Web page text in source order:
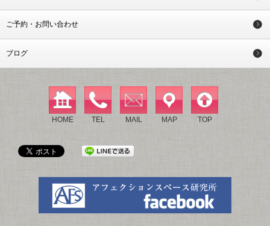
ご予約・お問い合わせ
ブログ
HOME TEL MAIL MAP TOP